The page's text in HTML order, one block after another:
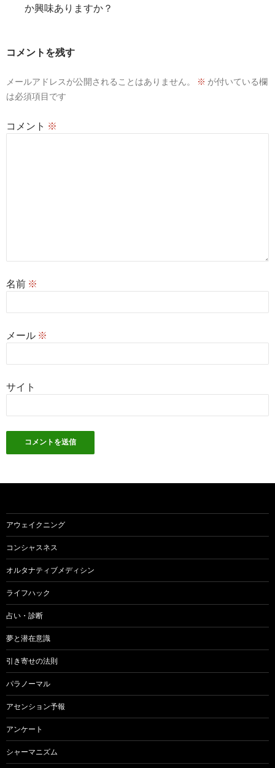
か興味ありますか？
コメントを残す
メールアドレスが公開されることはありません。 ※ が付いている欄
は必須項目です
コメント ※
名前 ※
メール ※
サイト
アウェイクニング
コンシャスネス
オルタナティブメディシン
ライフハック
占い・診断
夢と潜在意識
引き寄せの法則
パラノーマル
アセンション予報
アンケート
シャーマニズム